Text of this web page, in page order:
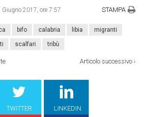
Giugno 2017, ore 7:57 STAMPA
bifo calabria libia migranti
scalfari tribù
Articolo successivo›
TWITTER LINKEDIN